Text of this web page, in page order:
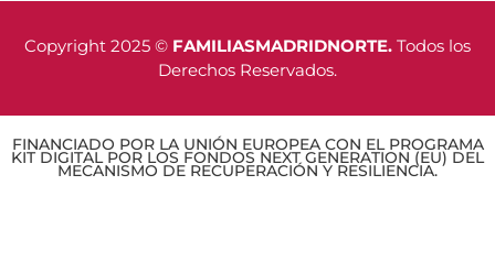
Copyright 2025 © FAMILIASMADRIDNORTE. Todos los
Derechos Reservados.
FINANCIADO POR LA UNIÓN EUROPEA CON EL PROGRAMA
KIT DIGITAL POR LOS FONDOS NEXT GENERATION (EU) DEL
MECANISMO DE RECUPERACIÓN Y RESILIENCIA.